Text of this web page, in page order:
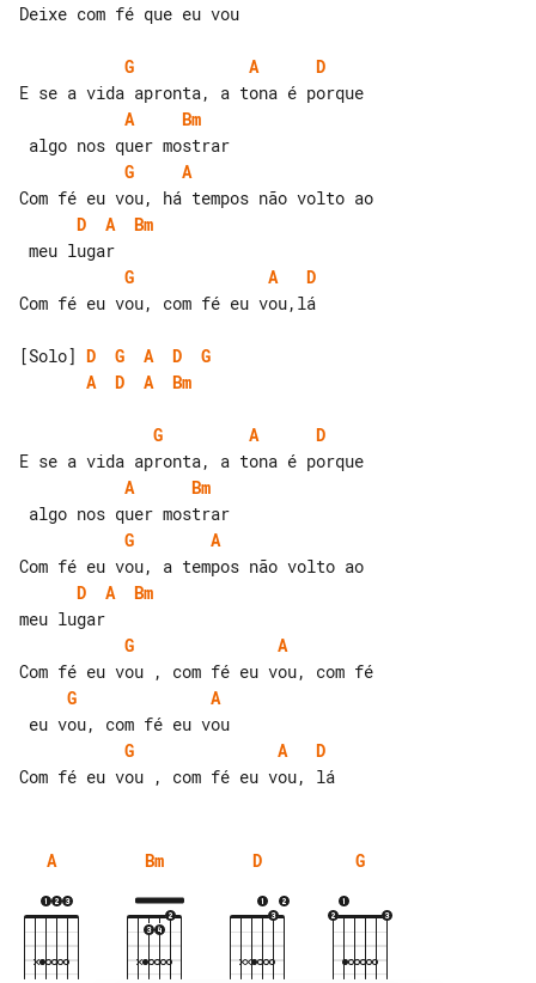
Deixe com fé que eu vou
G A
D
A
Bm
G
A
D
A
Bm
G
A
D
Com fé eu vou, com fé eu vou,lá
[Solo] D G A D
G
A
D A Bm
G A
D
A
Bm
G
A
D
A
Bm
G
A
G
A
G
A
D
A Bm D G